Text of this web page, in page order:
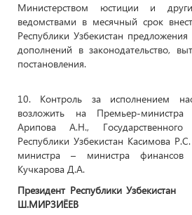
Министерством юстиции и
ведомствами в месячный срок
Республики Узбекистан
дополнений в законодательство,
постановления.
10. Контроль за исполнением
возложить на Премьер-министра
Арипова А.Н., Государственного
Республики Узбекистан Касимова
министра – министра финансов
Кучкарова Д.А.
Президент
Ш.МИРЗИЁЕВ